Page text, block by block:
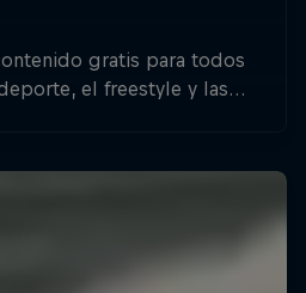
gratis para todos
el freestyle y las